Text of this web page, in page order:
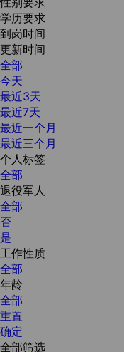
学历要求
到岗时间
更新时间
全部
今天
最近3天
最近7天
最近一个月
最近三个月
个人标签
全部
退役军人
全部
否
是
工作性质
全部
年龄
全部
重置
确定
全部筛选